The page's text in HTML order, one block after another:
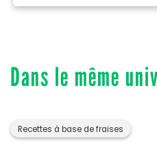
Dans le même
Recettes à base de fraises